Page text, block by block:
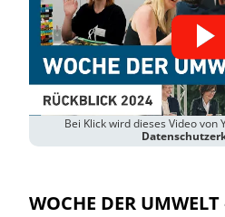
Bei Klick wird dieses Video von
WOCHE DER UMWELT